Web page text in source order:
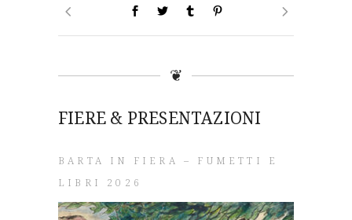
❦
FIERE & PRESENTAZIONI
BARTA IN FIERA – FUMETTI E
LIBRI 2026